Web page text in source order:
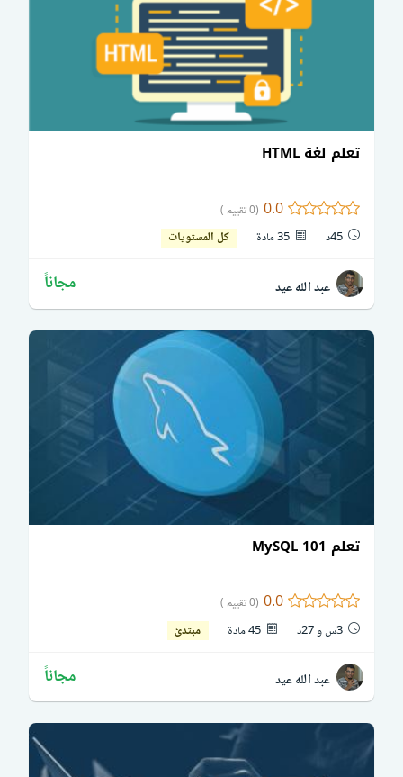
تعلم لغة HTML
0.0 (0 تقييم )
45د 35 مادة كل المستويات
عبد الله عيد مجاناً
تعلم MySQL 101
0.0 (0 تقييم )
3س و 27د 45 مادة مبتدئ
عبد الله عيد مجاناً